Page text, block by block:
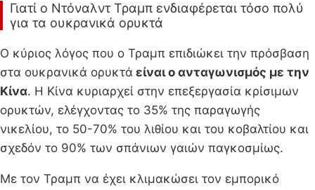
Γιατί ο Ντόναλντ Τραμπ ενδιαφέρεται τόσο πολύ
για τα ουκρανικά ορυκτά
Ο κύριος λόγος που ο Τραμπ επιδιώκει την πρόσβαση
στα ουκρανικά ορυκτά είναι ο ανταγωνισμός με την
Κίνα. Η Κίνα κυριαρχεί στην επεξεργασία κρίσιμων
ορυκτών, ελέγχοντας το 35% της παραγωγής
νικελίου, το 50-70% του λιθίου και του κοβαλτίου και
σχεδόν το 90% των σπάνιων γαιών παγκοσμίως.
Με τον Τραμπ να έχει κλιμακώσει τον εμπορικό